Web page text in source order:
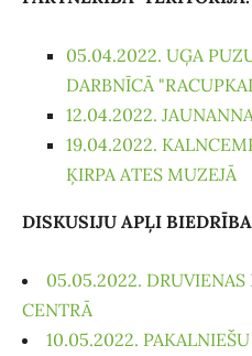
05.04.2022. UĢA
DARBNĪCĀ
12.04.2022.
19.04.2022.
ĶIRPA ATES MUZEJĀ
DISKUSIJU APĻI
05.05.2022. DRUVIENAS
CENTRĀ
10.05.2022.